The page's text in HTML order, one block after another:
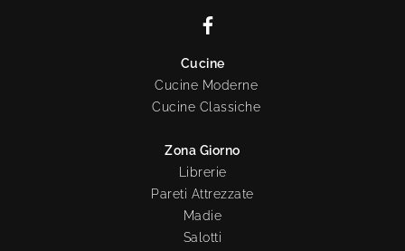
Cucine
Cucine Moderne
Cucine Classiche
Zona Giorno
Librerie
Pareti Attrezzate
Madie
Salotti